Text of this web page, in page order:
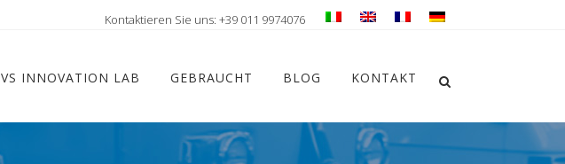
Kontaktieren Sie uns: +39 011 9974076
VS INNOVATION LAB GEBRAUCHT BLOG KONTAKT